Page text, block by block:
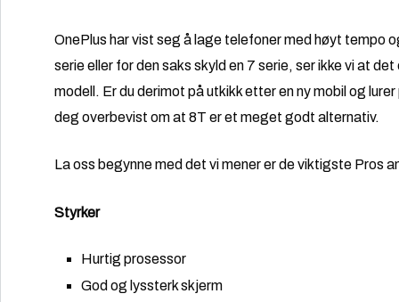
OnePlus har vist seg å lage telefoner med høyt tempo
serie eller for den saks skyld en 7 serie, ser ikke vi at
modell. Er du derimot på utkikk etter en ny mobil og
deg overbevist om at 8T er et meget godt alternativ.
La oss begynne med det vi mener er de viktigste Pros
Styrker
Hurtig prosessor
God og lyssterk skjerm